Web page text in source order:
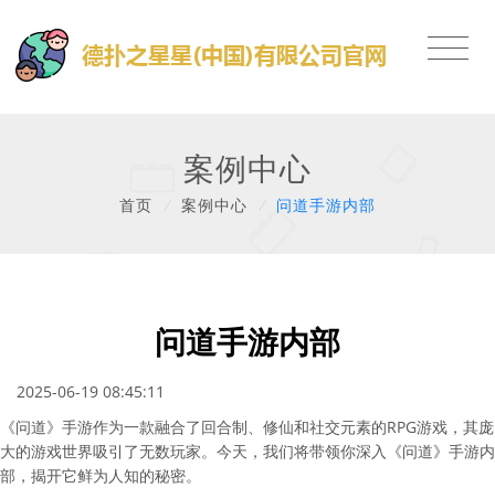
案例中心
首页 案例中心 问道手游内部
问道手游内部
2025-06-19 08:45:11
《问道》手游作为一款融合了回合制、修仙和社交元素的RPG游戏，其庞
大的游戏世界吸引了无数玩家。今天，我们将带领你深入《问道》手游内
部，揭开它鲜为人知的秘密。